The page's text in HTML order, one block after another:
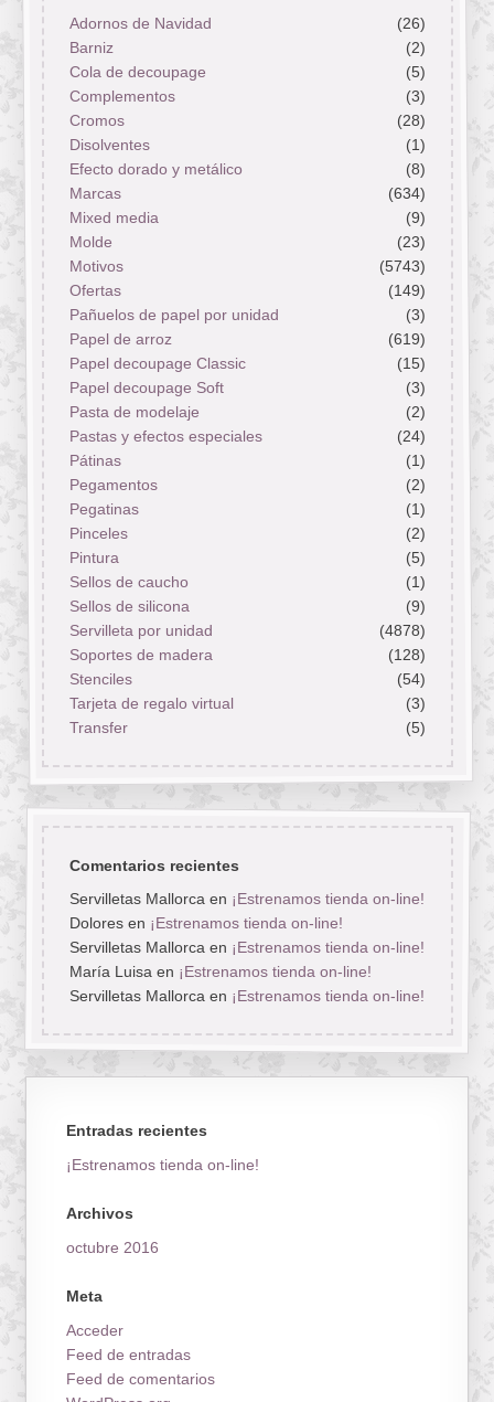
Adornos de Navidad
(26)
Barniz
(2)
Cola de decoupage
(5)
Complementos
(3)
Cromos
(28)
Disolventes
(1)
Efecto dorado y metálico
(8)
Marcas
(634)
Mixed media
(9)
Molde
(23)
Motivos
(5743)
Ofertas
(149)
Pañuelos de papel por unidad
(3)
Papel de arroz
(619)
Papel decoupage Classic
(15)
Papel decoupage Soft
(3)
Pasta de modelaje
(2)
Pastas y efectos especiales
(24)
Pátinas
(1)
Pegamentos
(2)
Pegatinas
(1)
Pinceles
(2)
Pintura
(5)
Sellos de caucho
(1)
Sellos de silicona
(9)
Servilleta por unidad
(4878)
Soportes de madera
(128)
Stenciles
(54)
Tarjeta de regalo virtual
(3)
Transfer
(5)
Comentarios recientes
Servilletas Mallorca en ¡Estrenamos tienda on-line!
Doloresen ¡Estrenamos tienda on-line!
Servilletas Mallorca en ¡Estrenamos tienda on-line!
María Luisa en ¡Estrenamos tienda on-line!
Servilletas Mallorca en ¡Estrenamos tienda on-line!
Entradas recientes
¡Estrenamos tienda on-line!
Archivos
octubre 2016
Meta
Acceder
Feed de entradas
Feed de comentarios